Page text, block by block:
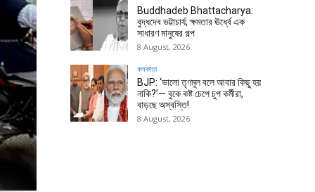
Buddhadeb Bhattacharya:
বুদ্ধদেব ভট্টাচার্য; ক্ষমতার ঊর্ধ্বে এক
সাধারণ মানুষের গল্প
8 August, 2026
কলকাতা
BJP: ‘ভালো তৃণমূল বলে আবার কিছু হয়
নাকি?’— বুকে কষ্ট চেপে চুপ কর্মীরা,
বাড়ছে অস্বস্তি!
8 August, 2026